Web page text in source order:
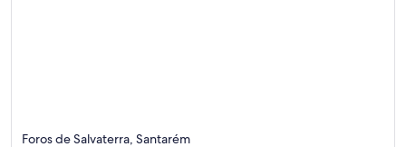
Foros de Salvaterra, Santarém